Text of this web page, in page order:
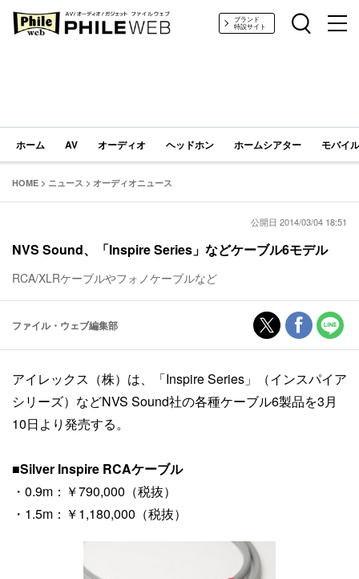
PHILE WEB｜AV/オーディオ/ガジェットブランド
特設サイト
ホーム AV オーディオ ヘッドホン ホームシアター モバイ
HOME > ニュース > オーディオニュース
公開日 2014/03/04 18:51
NVS Sound、「Inspire Series」などケーブル6モデル
RCA/XLRケーブルやフォノケーブルなど
ファイル・ウェブ編集部
アイレックス（株）は、「Inspire Series」（インスパイア
シリーズ）などNVS Sound社の各種ケーブル6製品を3月
10日より発売する。
■Silver Inspire RCAケーブル
・0.9m：￥790,000（税抜）
・1.5m：￥1,180,000（税抜）